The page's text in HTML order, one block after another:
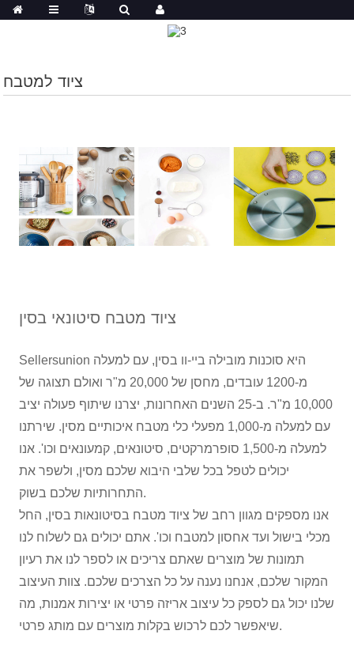
ציוד למטבח
ציוד מטבח סיטונאי בסין
Sellersunion היא סוכנות מובילה ביי-וו בסין, עם למעלה
מ-1200 עובדים, מחסן של 20,000 מ"ר ואולם תצוגה של
10,000 מ"ר. ב-25 השנים האחרונות, יצרנו שיתוף פעולה יציב
עם למעלה מ-1,000 מפעלי כלי מטבח איכותיים מסין. שירתנו
למעלה מ-1,500 סופרמרקטים, סיטונאים, קמעונאים וכו'. אנו
יכולים לטפל בכל שלבי היבוא שלכם מסין, ולשפר את
התחרותיות שלכם בשוק.
אנו מספקים מגוון רחב של ציוד מטבח בסיטונאות בסין, החל
מכלי בישול ועד אחסון למטבח וכו'. אתם יכולים גם לשלוח לנו
תמונות של מוצרים שאתם צריכים או לספר לנו את רעיון
המקור שלכם, אנחנו נענה על כל הצרכים שלכם. צוות העיצוב
שלנו יכול גם לספק כל עיצוב אריזה פרטי או יצירות אמנות, מה
שיאפשר לכם לרכוש בקלות מוצרים עם מותג פרטי.